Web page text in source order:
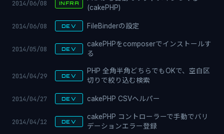
2014/06/08 INFRA
(cakePHP)
2014/06/08 DEV FileBinderの設定
2014/05/08 DEV
cakePHPをcomposerでインストールす
る
2014/04/29 DEV
PHP 全角半角どちらでもOKで、空白区
切りで絞り込む検索
2014/04/27 DEV cakePHP CSVヘルパー
2014/04/12 DEV
cakePHP コントローラーで手動でバリ
デーションエラー登録